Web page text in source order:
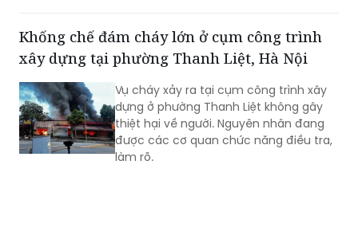
Khống chế đám cháy lớn ở cụm công trình
xây dựng tại phường Thanh Liệt, Hà Nội
Vụ cháy xảy ra tại cụm công trình xây
dựng ở phường Thanh Liệt không gây
thiệt hại về người. Nguyên nhân đang
được các cơ quan chức năng điều tra,
làm rõ.